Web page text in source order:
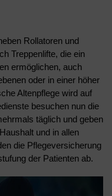
Rollatoren und
Treppenlifte, die ein
ermöglichen, auch
oder in einer höher
Altenpflege wird auf
besuchen nun die
täglich und geben
und in allen
die Pflegeversicherung
der Patienten ab.